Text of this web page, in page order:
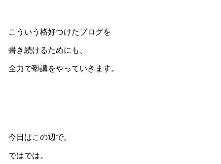
こういう格好つけたブログを
書き続けるためにも、
全力で塾講をやっていきます。
今日はこの辺で。
ではでは。